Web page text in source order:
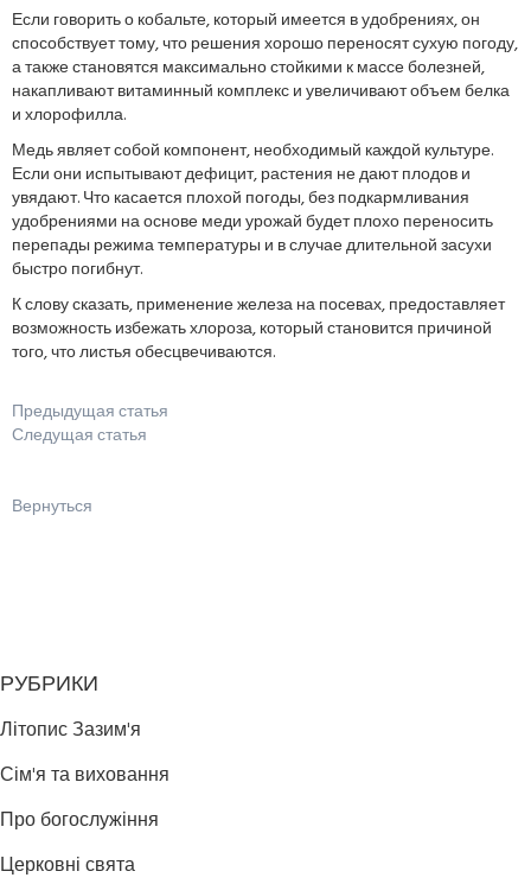
Если говорить о кобальте, который имеется в удобрениях, он
способствует тому, что решения хорошо переносят сухую погоду,
а также становятся максимально стойкими к массе болезней,
накапливают витаминный комплекс и увеличивают объем белка
и хлорофилла.
Медь являет собой компонент, необходимый каждой культуре.
Если они испытывают дефицит, растения не дают плодов и
увядают. Что касается плохой погоды, без подкармливания
удобрениями на основе меди урожай будет плохо переносить
перепады режима температуры и в случае длительной засухи
быстро погибнут.
К слову сказать, применение железа на посевах, предоставляет
возможность избежать хлороза, который становится причиной
того, что листья обесцвечиваются.
Предыдущая статья
Следущая статья
Вернуться
РУБРИКИ
Літопис Зазим'я
Сім'я та виховання
Про богослужіння
Церковні свята